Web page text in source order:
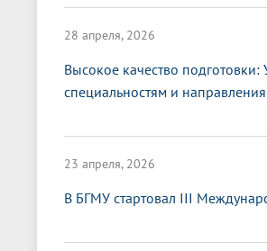
28 апреля, 2026
Высокое качество
специальностям и
23 апреля, 2026
В БГМУ стартовал III